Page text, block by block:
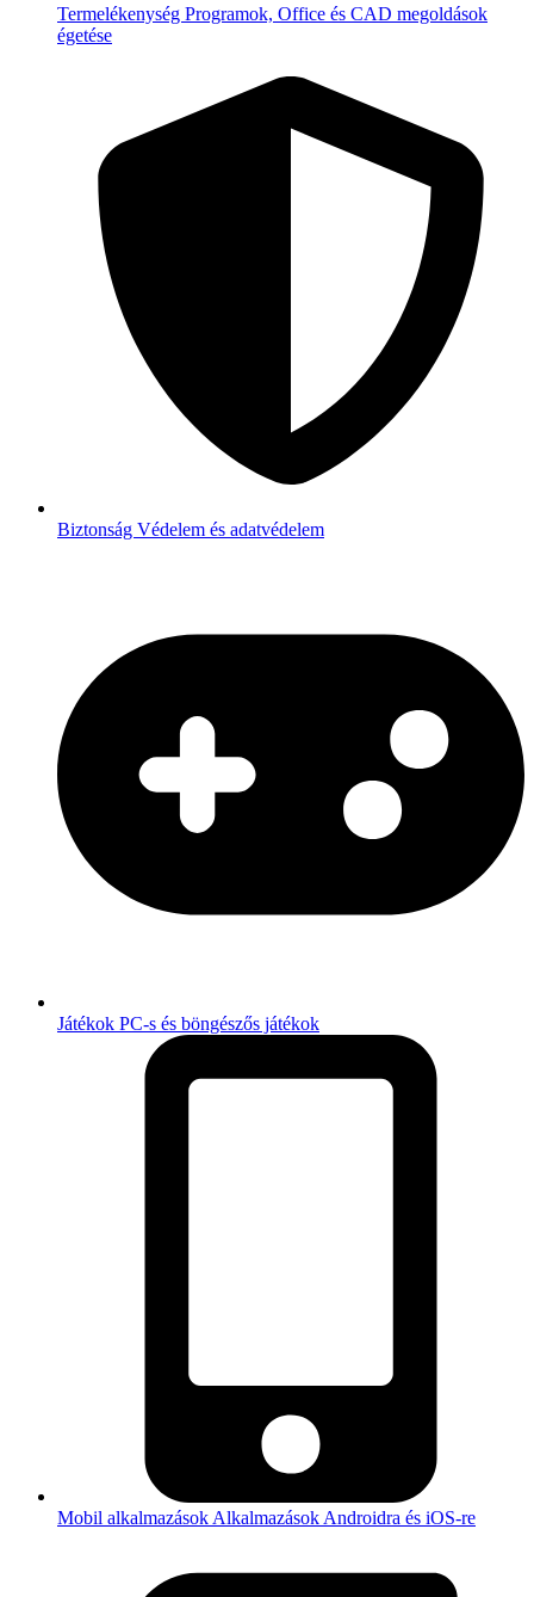
Termelékenység Programok, Office és CAD megoldások
égetése
Biztonság Védelem és adatvédelem
Játékok PC-s és böngészős játékok
Mobil alkalmazások Alkalmazások Androidra és iOS-re